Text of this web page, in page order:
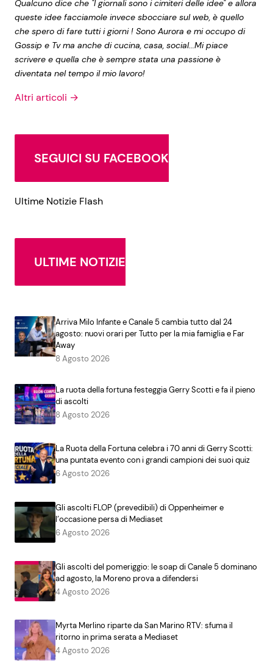
Qualcuno dice che "I giornali sono i cimiteri delle idee" e allora
queste idee facciamole invece sbocciare sul web, è quello
che spero di fare tutti i giorni ! Sono Aurora e mi occupo di
Gossip e Tv ma anche di cucina, casa, social...Mi piace
scrivere e quella che è sempre stata una passione è
diventata nel tempo il mio lavoro!
Altri articoli →
SEGUICI SU FACEBOOK
Ultime Notizie Flash
ULTIME NOTIZIE
Arriva Milo Infante e Canale 5 cambia tutto dal 24
agosto: nuovi orari per Tutto per la mia famiglia e Far
Away
8 Agosto 2026
La ruota della fortuna festeggia Gerry Scotti e fa il pieno
di ascolti
8 Agosto 2026
La Ruota della Fortuna celebra i 70 anni di Gerry Scotti:
una puntata evento con i grandi campioni dei suoi quiz
6 Agosto 2026
Gli ascolti FLOP (prevedibili) di Oppenheimer e
l’occasione persa di Mediaset
6 Agosto 2026
Gli ascolti del pomeriggio: le soap di Canale 5 dominano
ad agosto, la Moreno prova a difendersi
4 Agosto 2026
Myrta Merlino riparte da San Marino RTV: sfuma il
ritorno in prima serata a Mediaset
4 Agosto 2026